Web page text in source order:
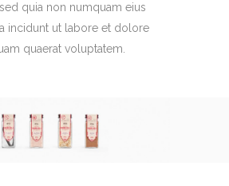
quia non numquam eius
incidunt ut labore et dolore
quaerat voluptatem.